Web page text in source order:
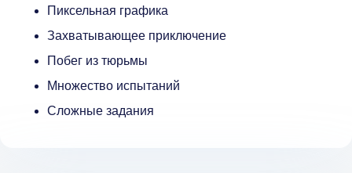
Пиксельная графика
Захватывающее приключение
Побег из тюрьмы
Множество испытаний
Сложные задания